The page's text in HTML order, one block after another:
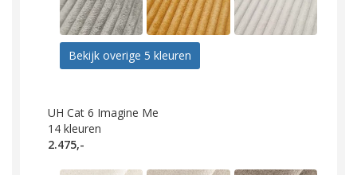
Bekijk overige 5 kleuren
UH Cat 6 Imagine Me
14 kleuren
2.475,-